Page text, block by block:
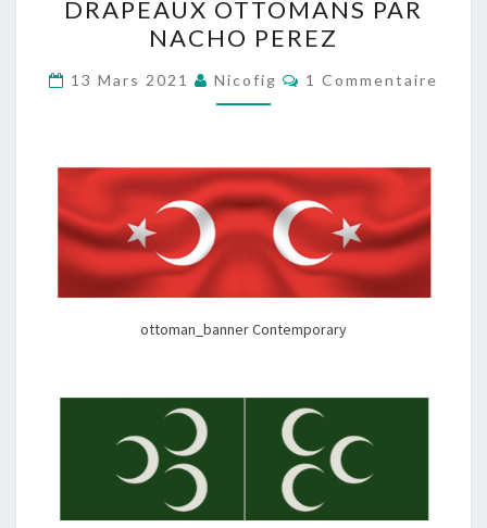
OTTOMANS
PAR
NACHO
PEREZ
DRAPEAUX OTTOMANS PAR
NACHO PEREZ
13 Mars 2021 Nicofig Commentaires
1 Commentaire
ottoman_banner Contemporary